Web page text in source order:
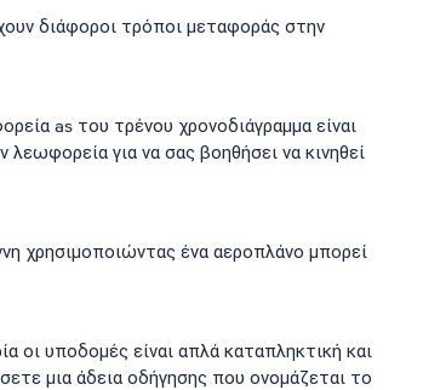
διάφοροι τρόποι μεταφοράς στην
as του τρένου χρονοδιάγραμμα είναι
για να σας βοηθήσει να κινηθεί
χρησιμοποιώντας ένα αεροπλάνο μπορεί
οι υποδομές είναι απλά καταπληκτική και
μια άδεια οδήγησης που ονομάζεται το